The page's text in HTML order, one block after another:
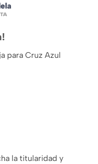
para Cruz Azul
la titularidad y